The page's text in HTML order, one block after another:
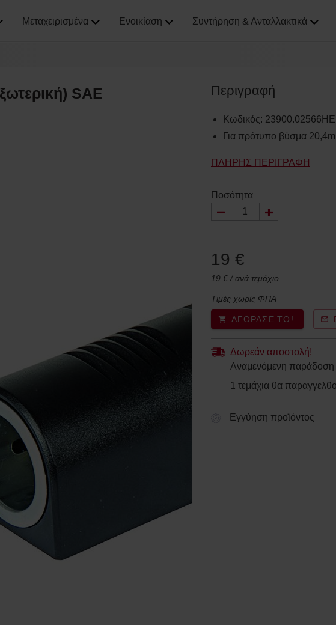
Μεταχειρισμένα Ενοικίαση Συντήρηση & Ανταλλακτικά
SAE Περιγραφή
Κωδικός: 23900.02566HEL
Για πρότυπο βύσμα
ΠΛΉΡΗΣ ΠΕΡΙΓΡΑΦΉ
Ποσότητα
19 €
19 € / ανά τεμάχιο
Τιμές χωρίς ΦΠΑ
ΑΓΌΡΑΣΈ ΤΟ!
Δωρεάν αποστολή!
Αναμενόμενη παράδοση
1 τεμάχια θα
Εγγύηση προϊόντος